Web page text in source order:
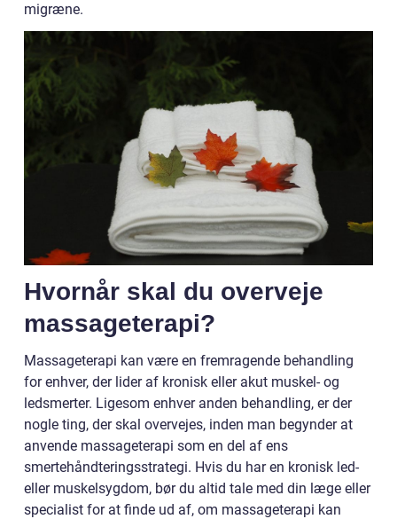
migræne.
Hvornår skal du overveje
massageterapi?
Massageterapi kan være en fremragende behandling
for enhver, der lider af kronisk eller akut muskel- og
ledsmerter. Ligesom enhver anden behandling, er der
nogle ting, der skal overvejes, inden man begynder at
anvende massageterapi som en del af ens
smertehåndteringsstrategi. Hvis du har en kronisk led-
eller muskelsygdom, bør du altid tale med din læge eller
specialist for at finde ud af, om massageterapi kan